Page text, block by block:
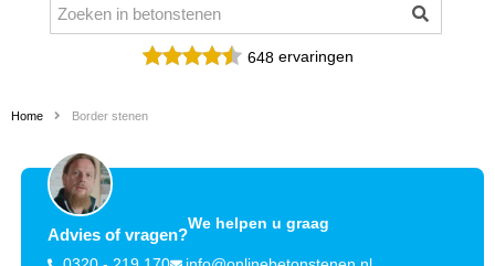
648ervaringen
Home Border stenen
Advies of vragen?
We helpen u graag